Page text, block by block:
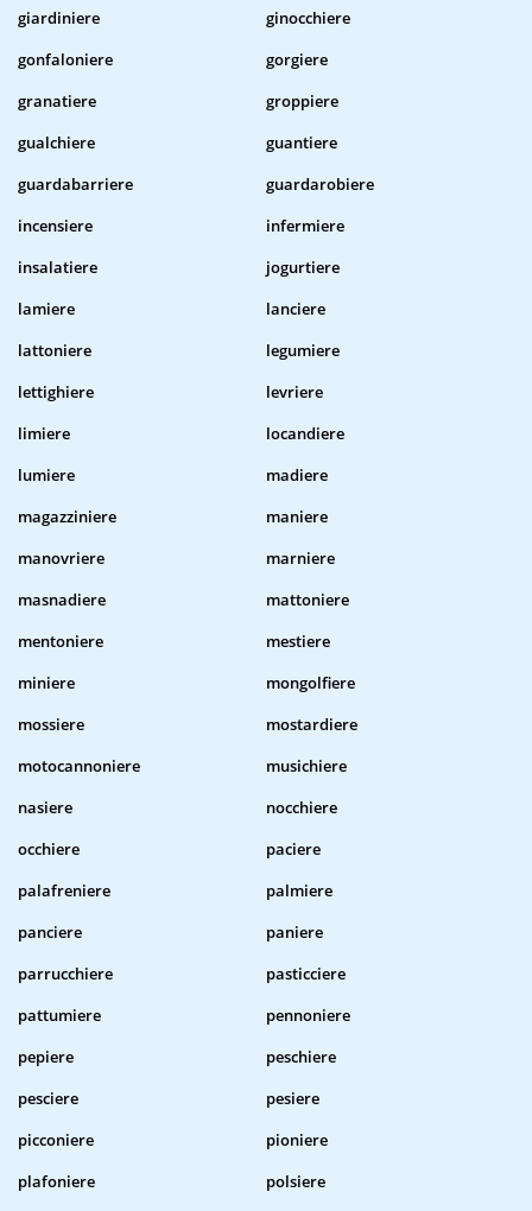
giardiniere
ginocchiere
gonfaloniere
gorgiere
granatiere
groppiere
gualchiere
guantiere
guardabarriere
guardarobiere
incensiere
infermiere
insalatiere
jogurtiere
lamiere
lanciere
lattoniere
legumiere
lettighiere
levriere
limiere
locandiere
lumiere
madiere
magazziniere
maniere
manovriere
marniere
masnadiere
mattoniere
mentoniere
mestiere
miniere
mongolfiere
mossiere
mostardiere
motocannoniere
musichiere
nasiere
nocchiere
occhiere
paciere
palafreniere
palmiere
panciere
paniere
parrucchiere
pasticciere
pattumiere
pennoniere
pepiere
peschiere
pesciere
pesiere
picconiere
pioniere
plafoniere
polsiere